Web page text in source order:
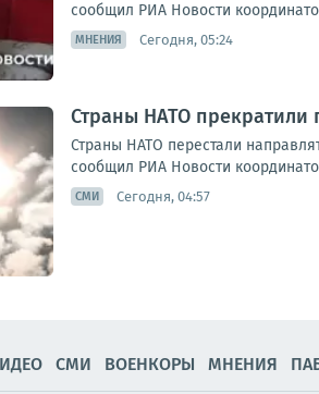
сообщил РИА Новости
МНЕНИЯ Сегодня, 05:24
Страны НАТО прекратили
Страны НАТО перестали
сообщил РИА Новости
СМИ Сегодня, 04:57
СМИ ВОЕНКОРЫ МНЕНИЯ